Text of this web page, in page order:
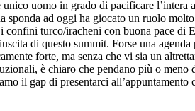
uomo in grado di pacificare l’intera
ad oggi ha giocato un ruolo
turco/iracheni con buona pace di
di questo summit. Forse una agenda
forte, ma senza che vi sia un
è chiaro che pendano più o meno
il gap di presentarci all’appuntamento